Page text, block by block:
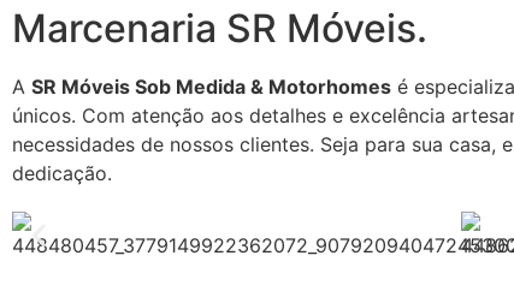
Marcenaria SR Móveis.
A SR Móveis Sob Medida & Motorhomes é
únicos. Com atenção aos detalhes e excelência
necessidades de nossos clientes. Seja para sua
dedicação.